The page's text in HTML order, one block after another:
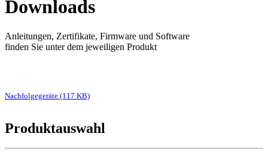
Downloads
Anleitungen, Zertifikate, Firmware und Software
finden Sie unter dem jeweiligen Produkt
Nachfolgegeräte (117 KB)
Produktauswahl